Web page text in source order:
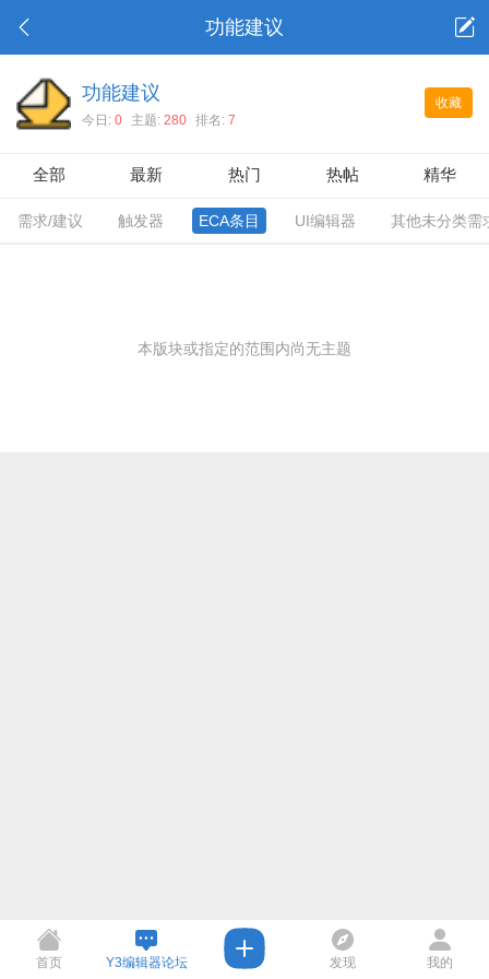
功能建议
收藏
功能建议
今日: 0 主题: 280 排名: 7
全部 最新 热门 热帖 精华
需求/建议 触发器 ECA条目 UI编辑器 其他未分类需
本版块或指定的范围内尚无主题
首页 Y3编辑器论坛 发现 我的